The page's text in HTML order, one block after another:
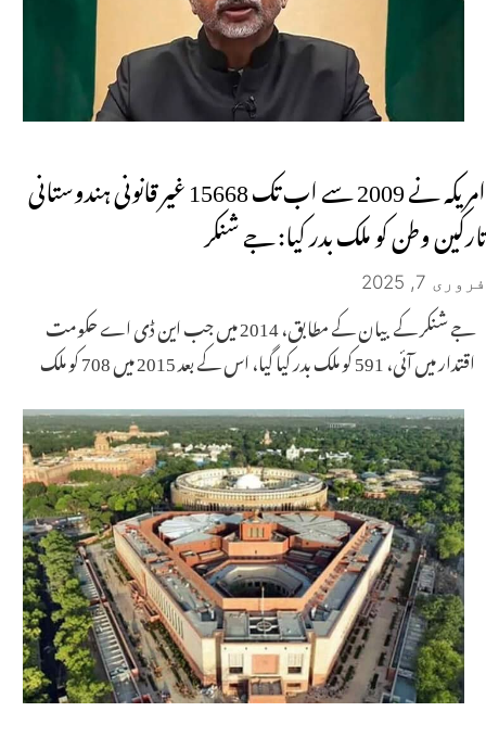
امریکہ نے 2009 سے اب تک 15668 غیر قانونی ہندوستانی
تارکین وطن کو ملک بدر کیا: جے شنکر
فروری 7, 2025
جے شنکر کے بیان کے مطابق، 2014 میں جب این ڈی اے حکومت
اقتدار میں آئی، 591 کو ملک بدر کیا گیا، اس کے بعد 2015 میں 708 کو ملک